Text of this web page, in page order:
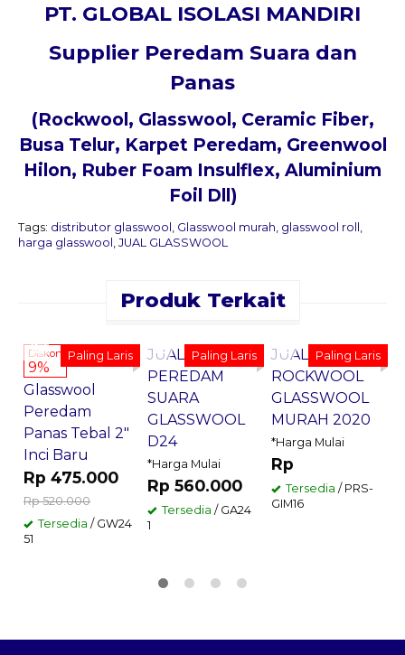
PT. GLOBAL ISOLASI MANDIRI
Supplier Peredam Suara dan
Panas
(Rockwool, Glasswool, Ceramic Fiber,
Busa Telur, Karpet Peredam, Greenwool
Hilon, Ruber Foam Insulflex, Aluminium
Foil Dll)
Tags: distributor glasswool Glasswool murah glasswool roll
harga glasswool
JUAL GLASSWOOL
Produk Terkait
Paling Laris
Diskon
9%
Glasswool
Peredam
Panas Tebal 2″
Inci Baru
Rp 475.000
Rp 520.000
Tersedia / GW24
51
Pesan
Paling Laris
JUAL
PEREDAM
SUARA
GLASSWOOL
D24
*Harga Mulai
Rp 560.000
Tersedia / GA24
1
Paling Laris
JUAL
ROCKWOOL
GLASSWOOL
MURAH 2020
*Harga Mulai
Rp
Tersedia / PRS-
GIM16